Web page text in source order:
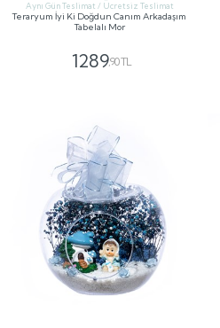
Aynı Gün Teslimat / Ücretsiz Teslimat
Teraryum İyi Ki Doğdun Canım Arkadaşım
Tabelalı Mor
1289,90 TL